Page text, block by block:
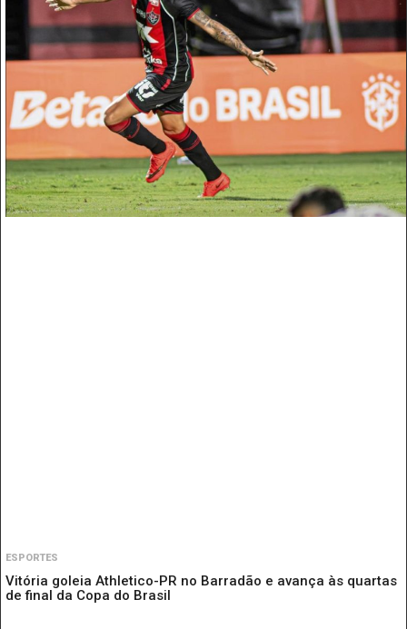
ESPORTES
Vitória goleia Athletico-PR no Barradão e avança às quartas
de final da Copa do Brasil